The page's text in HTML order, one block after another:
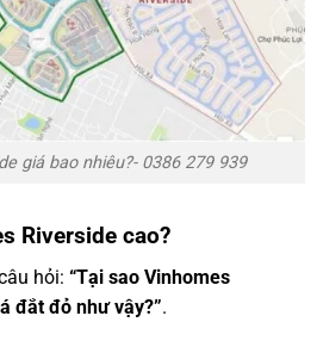
giá bao nhiêu?- 0386 279 939
Riverside cao?
hỏi: “Tại sao Vinhomes
đắt đỏ như vậy?”.